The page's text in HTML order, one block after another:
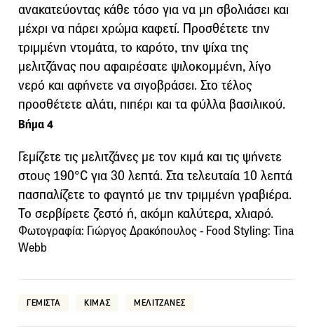
ανακατεύοντας κάθε τόσο για να μη σβολιάσει και
μέχρι να πάρει χρώμα καφετί. Προσθέτετε την
τριμμένη ντομάτα, το καρότο, την ψίχα της
μελιτζάνας που αφαιρέσατε ψιλοκομμένη, λίγο
νερό και αφήνετε να σιγοβράσει. Στο τέλος
προσθέτετε αλάτι, πιπέρι και τα φύλλα βασιλικού.
Βήμα 4
Γεμίζετε τις μελιτζάνες με τον κιμά και τις ψήνετε
στους 190°C για 30 λεπτά. Στα τελευταία 10 λεπτά
πασπαλίζετε το φαγητό με την τριμμένη γραβιέρα.
Το σερβίρετε ζεστό ή, ακόμη καλύτερα, χλιαρό.
Φωτογραφία: Γιώργος Δρακόπουλος - Food Styling: Tina
Webb
ΓΕΜΙΣΤΑ ΚΙΜΑΣ ΜΕΛΙΤΖΑΝΕΣ